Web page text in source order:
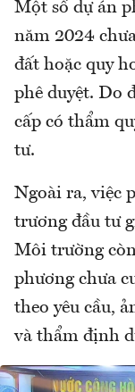
Một số dự án
năm 2024
đất hoặc quy
phê duyệt. Do
cấp có thẩm
tư.
Ngoài ra, việc
trương đầu tư
Môi trường
phương chưa
theo yêu cầu,
và thẩm định